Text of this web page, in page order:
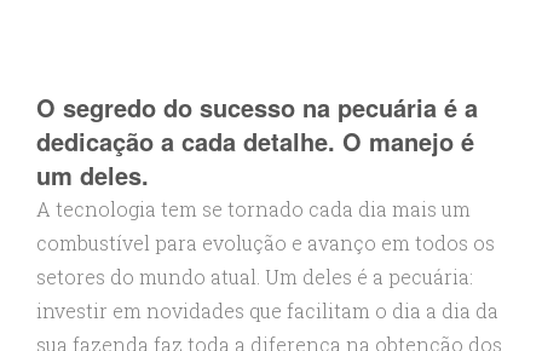
O segredo do sucesso na pecuária é a
dedicação a cada detalhe. O manejo é
um deles.
A tecnologia tem se tornado cada dia mais um
combustível para evolução e avanço em todos os
setores do mundo atual. Um deles é a pecuária:
investir em novidades que facilitam o dia a dia da
sua fazenda faz toda a diferença na obtenção dos